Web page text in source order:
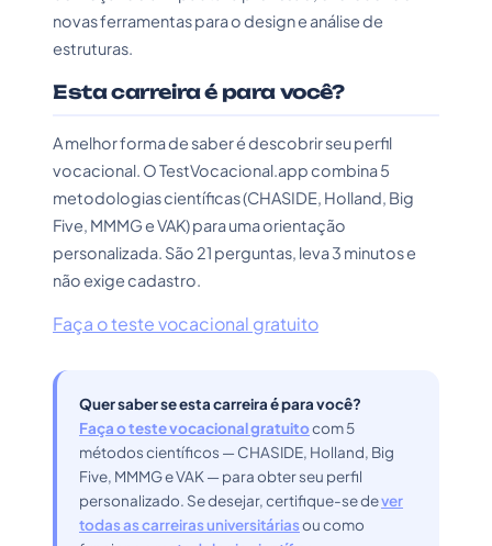
novas ferramentas para o design e análise de
estruturas.
Esta carreira é para você?
A melhor forma de saber é descobrir seu perfil
vocacional. O TestVocacional.app combina 5
metodologias científicas (CHASIDE, Holland, Big
Five, MMMG e VAK) para uma orientação
personalizada. São 21 perguntas, leva 3 minutos e
não exige cadastro.
Faça o teste vocacional gratuito
Quer saber se esta carreira é para você?
Faça o teste vocacional gratuitocom 5
métodos científicos — CHASIDE, Holland, Big
Five, MMMG e VAK — para obter seu perfil
personalizado. Se desejar, certifique-se dever
todas as carreiras universitáriasou como